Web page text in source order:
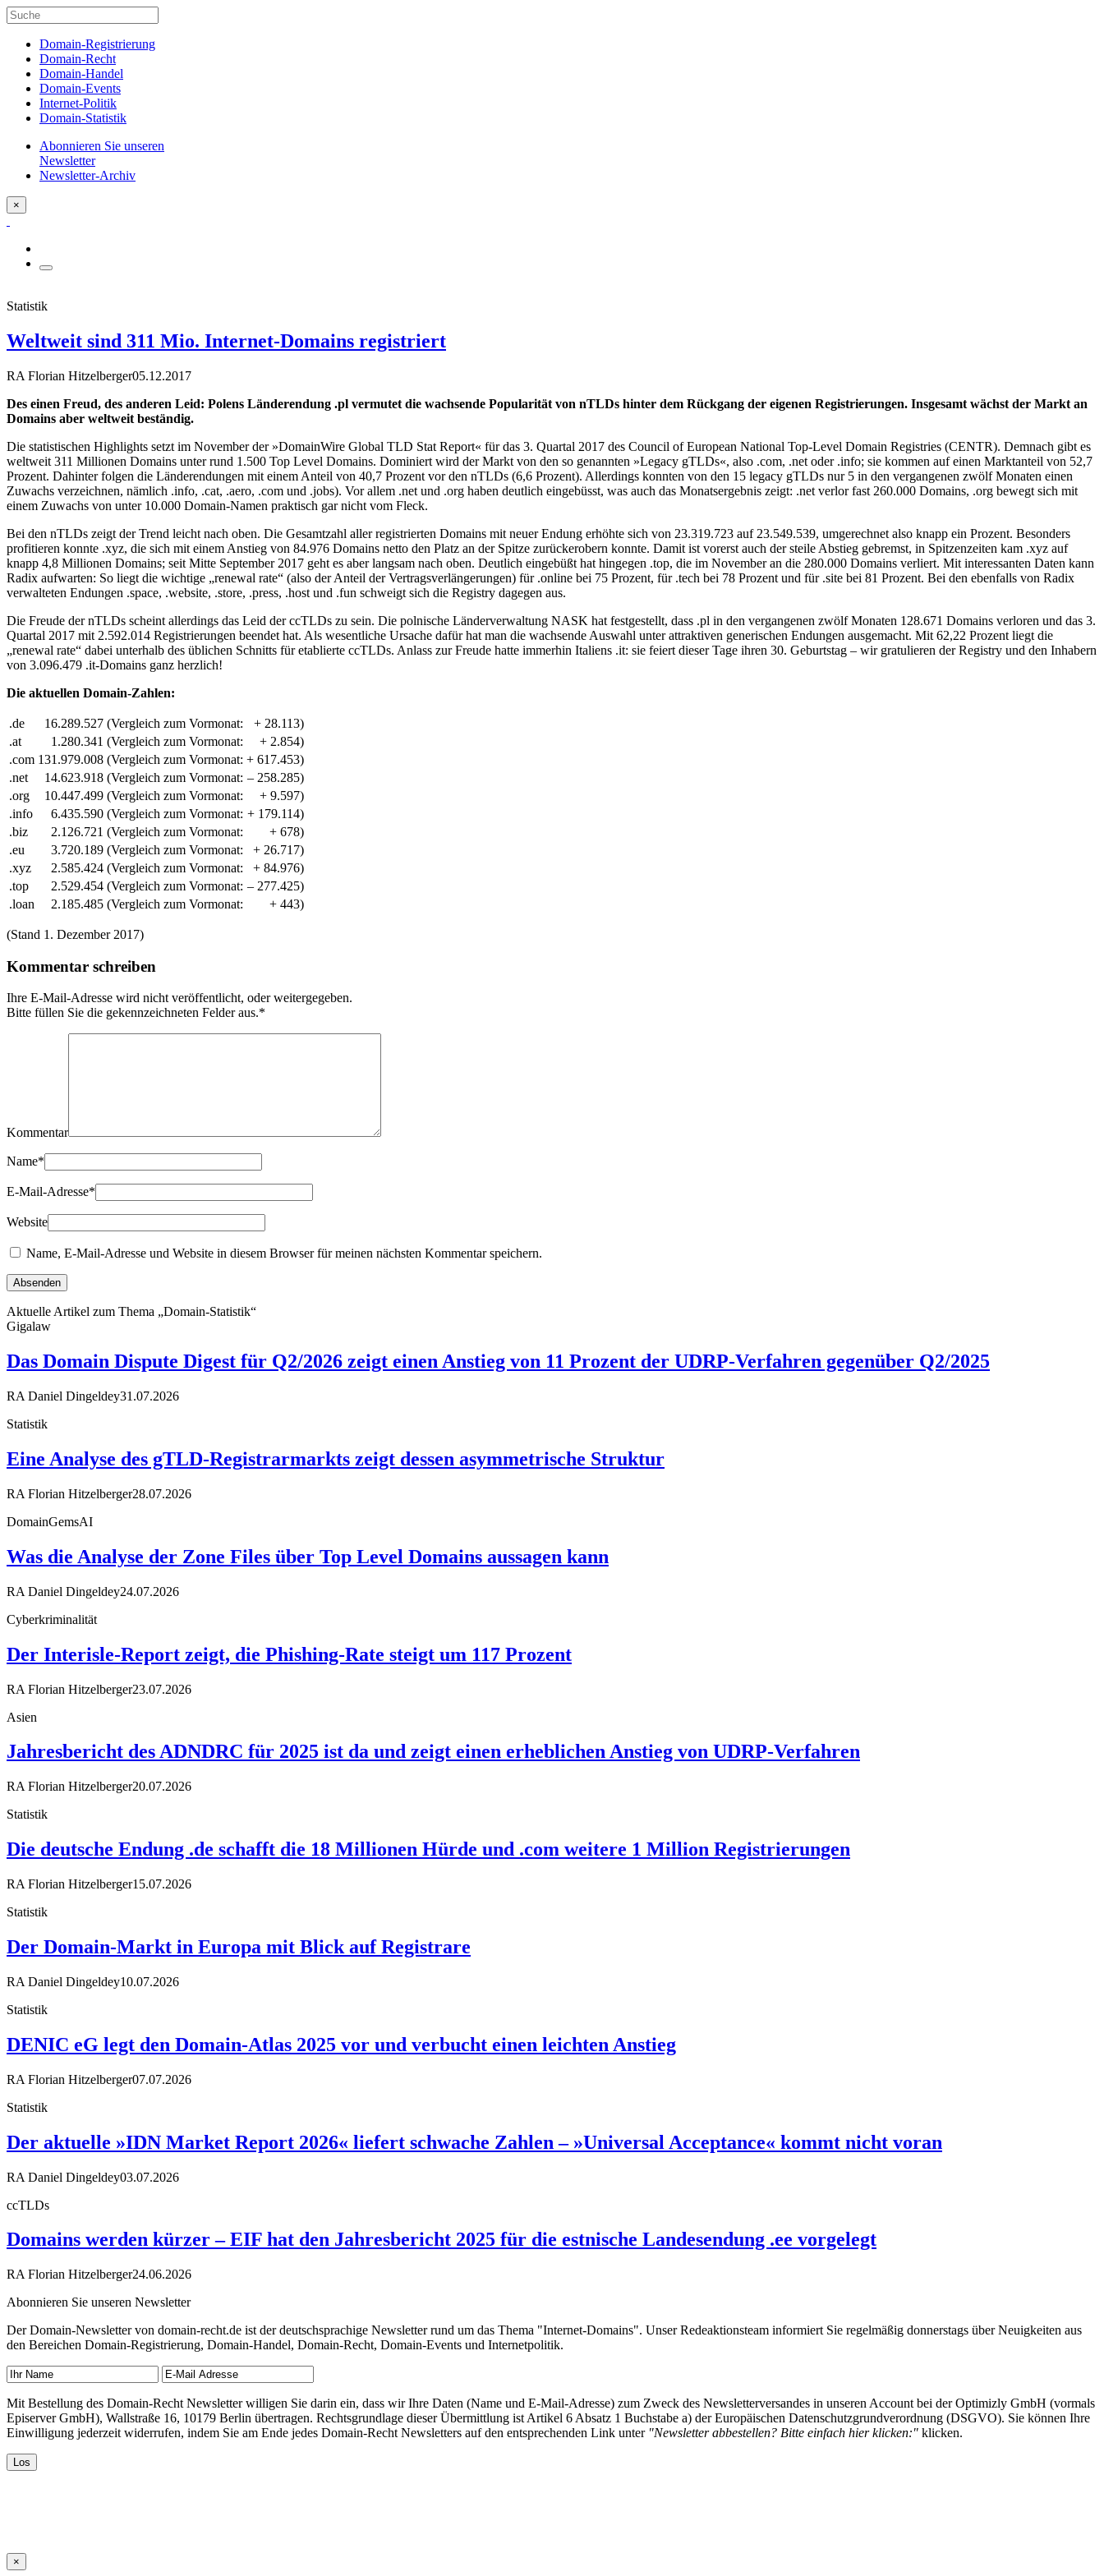
Domain-Registrierung
Domain-Recht
Domain-Handel
Domain-Events
Internet-Politik
Domain-Statistik
Abonnieren Sie unseren
Newsletter
Newsletter-Archiv
×
Statistik
Weltweit sind 311 Mio. Internet-Domains registriert
RA Florian Hitzelberger05.12.2017
Des einen Freud, des anderen Leid: Polens Länderendung .pl vermutet die wachsende Popularität von nTLDs hinter dem Rückgang der eigenen Registrierungen. Insgesamt wächst der Markt an
Domains aber weltweit beständig.
Die statistischen Highlights setzt im November der »DomainWire Global TLD Stat Report« für das 3. Quartal 2017 des Council of European National Top-Level Domain Registries (CENTR). Demnach gibt es
weltweit 311 Millionen Domains unter rund 1.500 Top Level Domains. Dominiert wird der Markt von den so genannten »Legacy gTLDs«, also .com, .net oder .info; sie kommen auf einen Marktanteil von 52,7
Prozent. Dahinter folgen die Länderendungen mit einem Anteil von 40,7 Prozent vor den nTLDs (6,6 Prozent). Allerdings konnten von den 15 legacy gTLDs nur 5 in den vergangenen zwölf Monaten einen
Zuwachs verzeichnen, nämlich .info, .cat, .aero, .com und .jobs). Vor allem .net und .org haben deutlich eingebüsst, was auch das Monatsergebnis zeigt: .net verlor fast 260.000 Domains, .org bewegt sich mit
einem Zuwachs von unter 10.000 Domain-Namen praktisch gar nicht vom Fleck.
Bei den nTLDs zeigt der Trend leicht nach oben. Die Gesamtzahl aller registrierten Domains mit neuer Endung erhöhte sich von 23.319.723 auf 23.549.539, umgerechnet also knapp ein Prozent. Besonders
profitieren konnte .xyz, die sich mit einem Anstieg von 84.976 Domains netto den Platz an der Spitze zurückerobern konnte. Damit ist vorerst auch der steile Abstieg gebremst, in Spitzenzeiten kam .xyz auf
knapp 4,8 Millionen Domains; seit Mitte September 2017 geht es aber langsam nach oben. Deutlich eingebüßt hat hingegen .top, die im November an die 280.000 Domains verliert. Mit interessanten Daten kann
Radix aufwarten: So liegt die wichtige „renewal rate“ (also der Anteil der Vertragsverlängerungen) für .online bei 75 Prozent, für .tech bei 78 Prozent und für .site bei 81 Prozent. Bei den ebenfalls von Radix
verwalteten Endungen .space, .website, .store, .press, .host und .fun schweigt sich die Registry dagegen aus.
Die Freude der nTLDs scheint allerdings das Leid der ccTLDs zu sein. Die polnische Länderverwaltung NASK hat festgestellt, dass .pl in den vergangenen zwölf Monaten 128.671 Domains verloren und das 3.
Quartal 2017 mit 2.592.014 Registrierungen beendet hat. Als wesentliche Ursache dafür hat man die wachsende Auswahl unter attraktiven generischen Endungen ausgemacht. Mit 62,22 Prozent liegt die
„renewal rate“ dabei unterhalb des üblichen Schnitts für etablierte ccTLDs. Anlass zur Freude hatte immerhin Italiens .it: sie feiert dieser Tage ihren 30. Geburtstag – wir gratulieren der Registry und den Inhabern
von 3.096.479 .it-Domains ganz herzlich!
Die aktuellen Domain-Zahlen:
.de 16.289.527 (Vergleich zum Vormonat:
+ 28.113)
.at
1.280.341 (Vergleich zum Vormonat:
+ 2.854)
.com 131.979.008 (Vergleich zum Vormonat: + 617.453)
.net
14.623.918 (Vergleich zum Vormonat: – 258.285)
.org
10.447.499 (Vergleich zum Vormonat:
+ 9.597)
.info
6.435.590 (Vergleich zum Vormonat: + 179.114)
.biz
2.126.721 (Vergleich zum Vormonat:
+ 678)
.eu
3.720.189 (Vergleich zum Vormonat:
+ 26.717)
.xyz
2.585.424 (Vergleich zum Vormonat:
+ 84.976)
.top
2.529.454 (Vergleich zum Vormonat: – 277.425)
.loan
2.185.485 (Vergleich zum Vormonat: + 443)
(Stand 1. Dezember 2017)
Kommentar schreiben
Ihre E-Mail-Adresse wird nicht veröffentlicht, oder weitergegeben.
Bitte füllen Sie die gekennzeichneten Felder aus.*
Kommentar
Name*
E-Mail-Adresse*
Website
Name, E-Mail-Adresse und Website in diesem Browser für meinen nächsten Kommentar speichern.
Aktuelle Artikel zum Thema „Domain-Statistik“
Gigalaw
Das Domain Dispute Digest für Q2/2026 zeigt einen Anstieg von 11 Prozent der UDRP-Verfahren gegenüber Q2/2025
RA Daniel Dingeldey31.07.2026
Statistik
Eine Analyse des gTLD-Registrarmarkts zeigt dessen asymmetrische Struktur
RA Florian Hitzelberger28.07.2026
DomainGemsAI
Was die Analyse der Zone Files über Top Level Domains aussagen kann
RA Daniel Dingeldey24.07.2026
Cyberkriminalität
Der Interisle-Report zeigt, die Phishing-Rate steigt um 117 Prozent
RA Florian Hitzelberger23.07.2026
Asien
Jahresbericht des ADNDRC für 2025 ist da und zeigt einen erheblichen Anstieg von UDRP-Verfahren
RA Florian Hitzelberger20.07.2026
Statistik
Die deutsche Endung .de schafft die 18 Millionen Hürde und .com weitere 1 Million Registrierungen
RA Florian Hitzelberger15.07.2026
Statistik
Der Domain-Markt in Europa mit Blick auf Registrare
RA Daniel Dingeldey10.07.2026
Statistik
DENIC eG legt den Domain-Atlas 2025 vor und verbucht einen leichten Anstieg
RA Florian Hitzelberger07.07.2026
Statistik
Der aktuelle »IDN Market Report 2026« liefert schwache Zahlen – »Universal Acceptance« kommt nicht voran
RA Daniel Dingeldey03.07.2026
ccTLDs
Domains werden kürzer – EIF hat den Jahresbericht 2025 für die estnische Landesendung .ee vorgelegt
RA Florian Hitzelberger24.06.2026
Abonnieren Sie unseren Newsletter
Der Domain-Newsletter von domain-recht.de ist der deutschsprachige Newsletter rund um das Thema "Internet-Domains". Unser Redeaktionsteam informiert Sie regelmäßig donnerstags über Neuigkeiten aus
den Bereichen Domain-Registrierung, Domain-Handel, Domain-Recht, Domain-Events und Internetpolitik.
Mit Bestellung des Domain-Recht Newsletter willigen Sie darin ein, dass wir Ihre Daten (Name und E-Mail-Adresse) zum Zweck des Newsletterversandes in unseren Account bei der Optimizly GmbH (vormals
Episerver GmbH), Wallstraße 16, 10179 Berlin übertragen. Rechtsgrundlage dieser Übermittlung ist Artikel 6 Absatz 1 Buchstabe a) der Europäischen Datenschutzgrundverordnung (DSGVO). Sie können Ihre
Einwilligung jederzeit widerrufen, indem Sie am Ende jedes Domain-Recht Newsletters auf den entsprechenden Link unter "Newsletter abbestellen? Bitte einfach hier klicken:" klicken.
×